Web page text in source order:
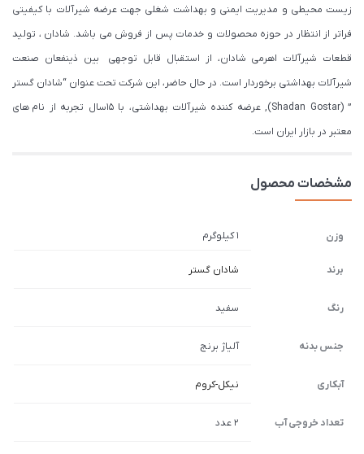
زیست محیطی و مدیریت ایمنی و بهداشت شغلی جهت عرضه شیرآلات با کیفیتی
فراتر از انتظار در حوزه محصولات و خدمات پس از فروش می باشد. شادان ، تولید
قطعات شیرآلات اهرمی شادان، از استقبال قابل توجهی بین ذینفعان صنعت
شیرآلات بهداشتی برخوردار است. در حال حاضر، این شرکت تحت عنوان “شادان گستر
” (Shadan Gostar), عرضه کننده شیرآلات بهداشتی، با ۱۵سال تجربه از نام های
معتبر در بازار ایران است.
مشخصات محصول
وزن 1 کیلوگرم
برند شادان گستر
رنگ سفید
جنس بدنه آلیاژ برنج
آبکاری نیکل-کروم
تعداد خروجی آب 2 عدد